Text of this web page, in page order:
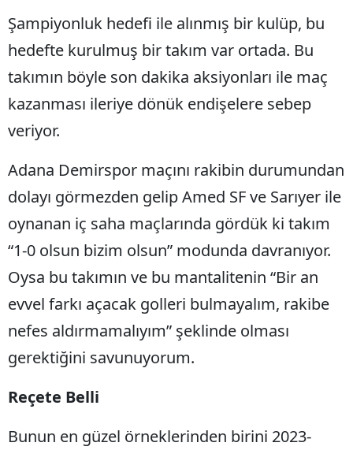
Erzurum
Eskişehir
Gaziantep
Hatay
Isparta
Mersin
İstanbul
Kayseri
Şampiyonluk hedefi ile alınmış bir kulüp, bu
hedefte kurulmuş bir takım var ortada. Bu
takımın böyle son dakika aksiyonları ile maç
kazanması ileriye dönük endişelere sebep
veriyor.
Adana Demirspor maçını rakibin durumundan
dolayı görmezden gelip Amed SF ve Sarıyer ile
oynanan iç saha maçlarında gördük ki takım
“1-0 olsun bizim olsun” modunda davranıyor.
Oysa bu takımın ve bu mantalitenin “Bir an
evvel farkı açacak golleri bulmayalım, rakibe
nefes aldırmamalıyım” şeklinde olması
gerektiğini savunuyorum.
Reçete Belli
Bunun en güzel örneklerinden birini 2023-